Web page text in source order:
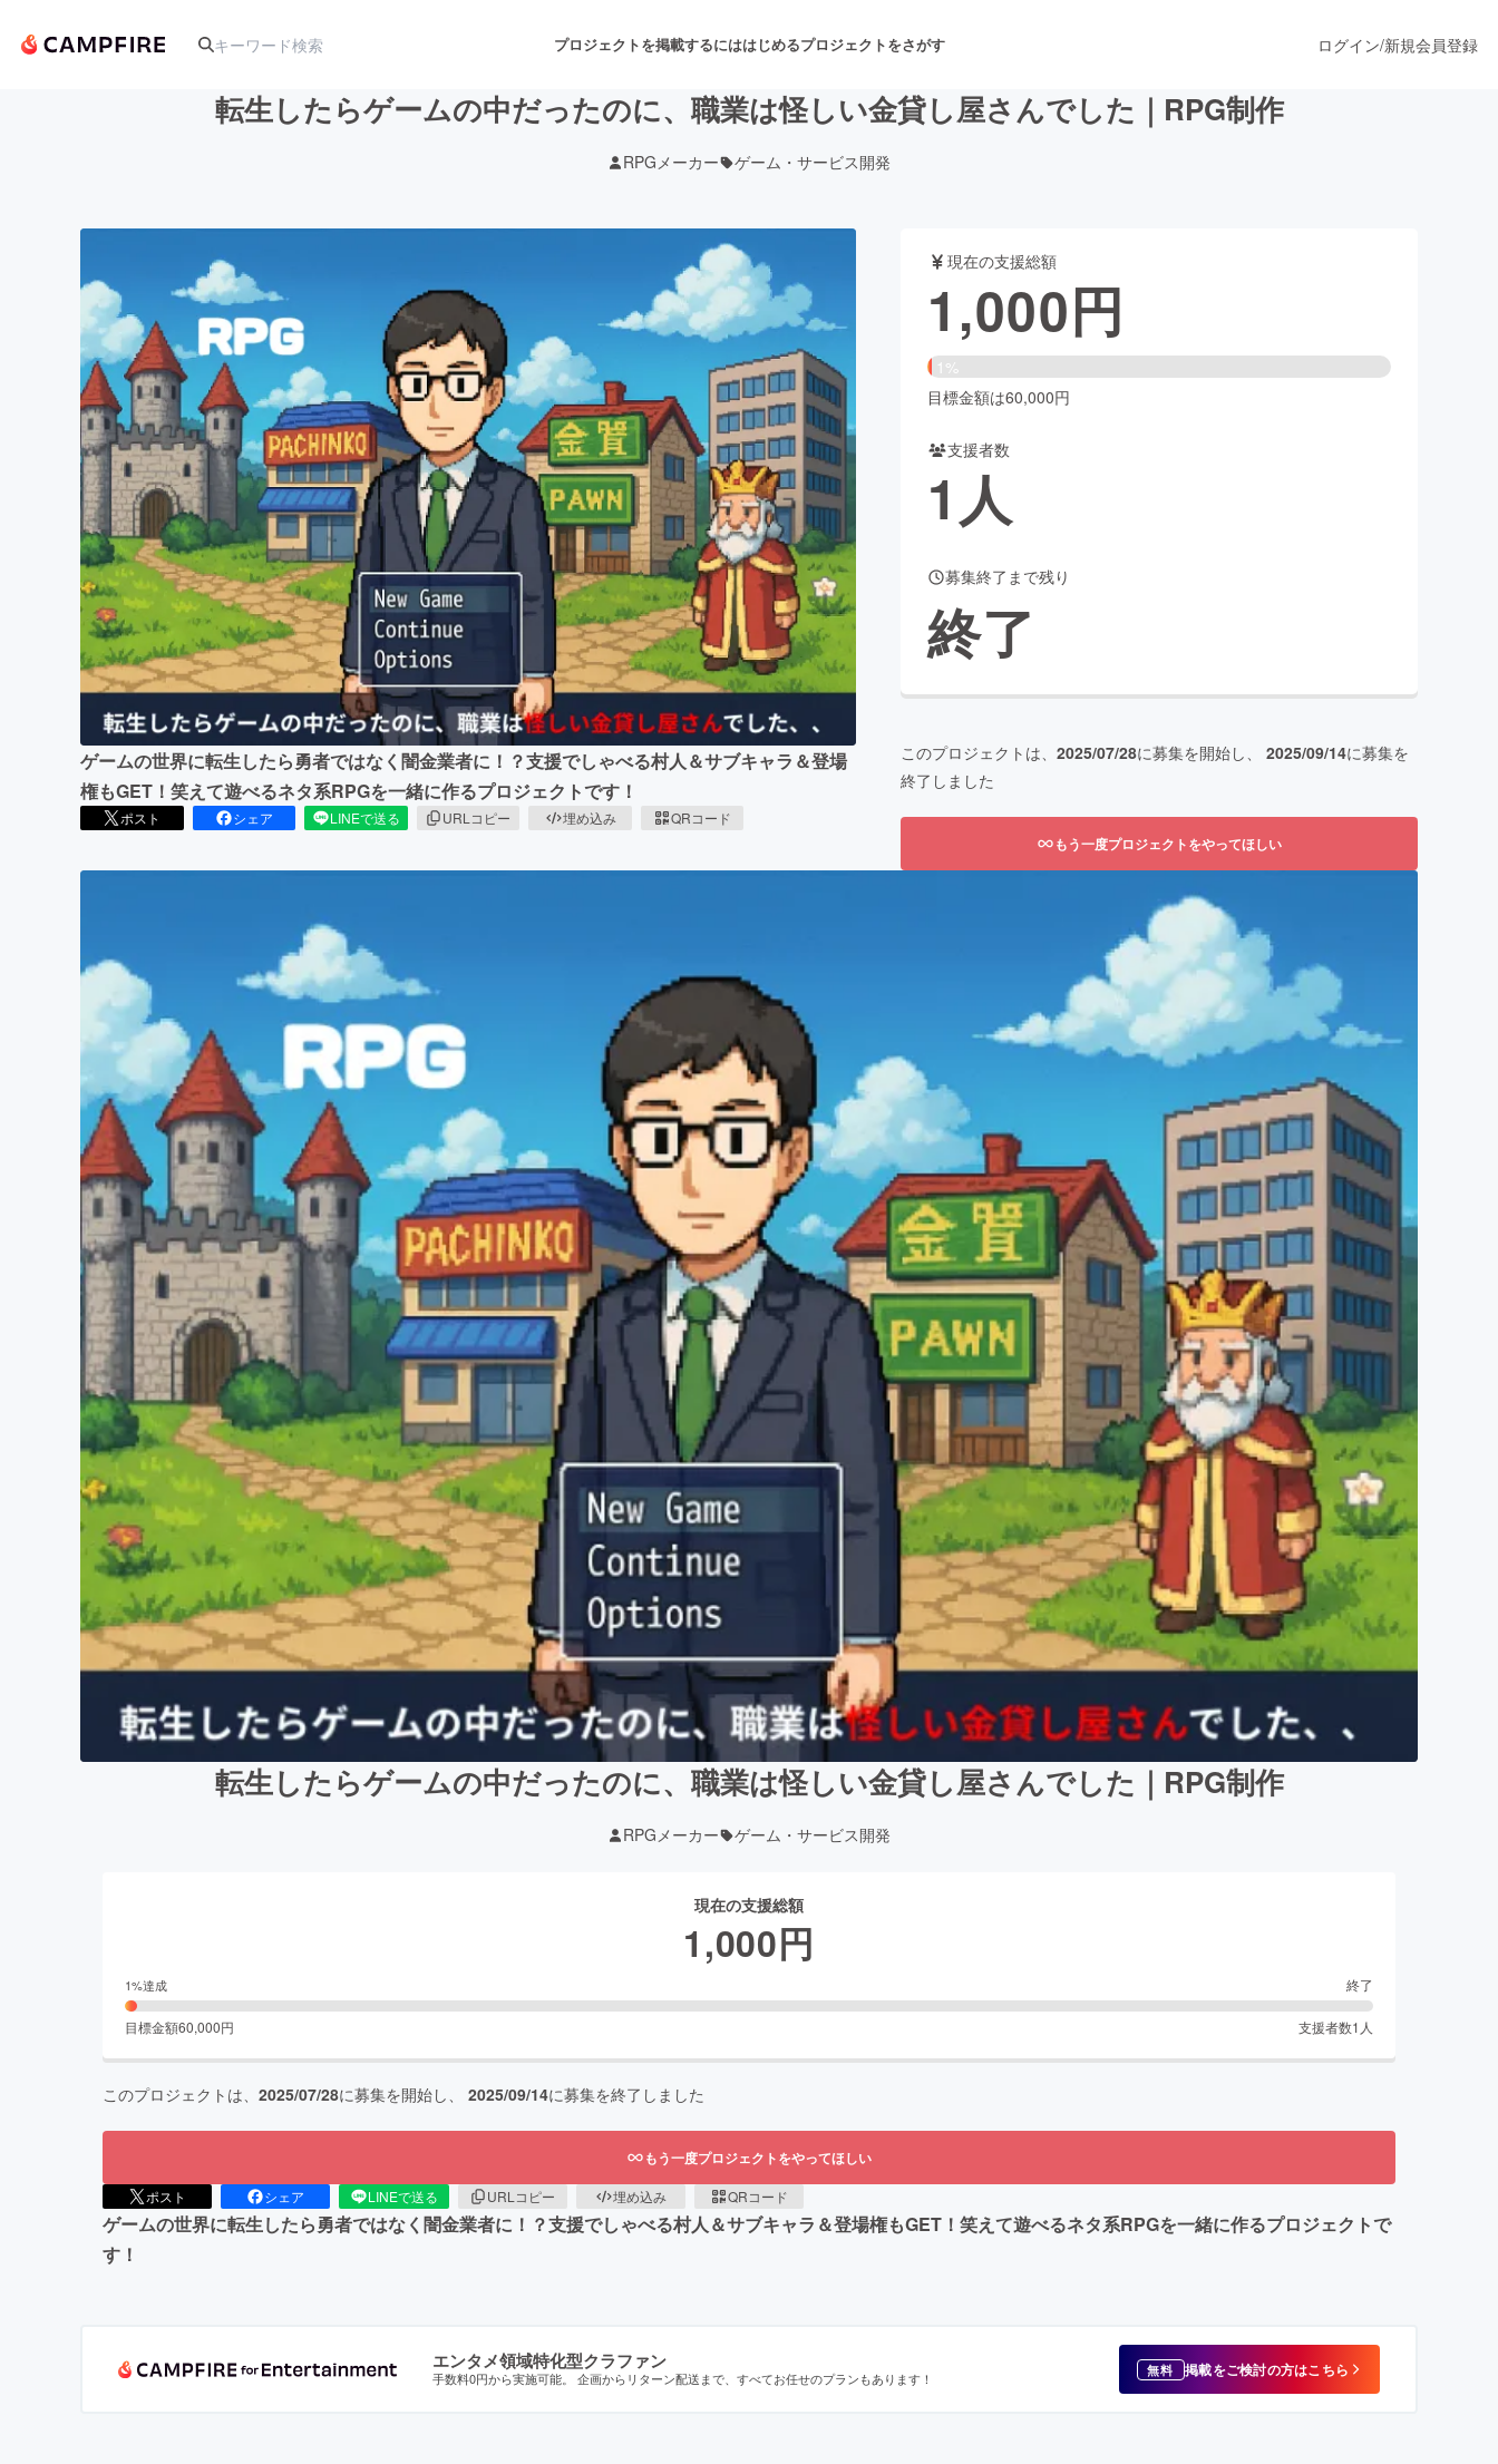
プロジェクトを掲載するにははじめるプロジェクトをさがす
アート・写真 舞台・パフォーマンス
テクノロジー・ガジェット ゲーム・サービス開発 フード・飲食店
映像・映画 書籍・雑誌出版 アニメ・漫画
ビジネス・起業 チャレンジ ビューティー・ヘルスケア
まちづくり・地域活性化
CAMPFIRE for Social GoodCAMPFIRE Creation
CAMPFIREふるさと納税
machi-yaコミュニティ
ログイン/新規会員登録
転生したらゲームの中だったのに、職業は怪しい金貸し屋さんでした｜RPG制作
RPGメーカー ゲーム・サービス開発
ゲームの世界に転生したら勇者ではなく闇金業者に！？支援でしゃべる村人＆サブキャラ＆登場
権もGET！笑えて遊べるネタ系RPGを一緒に作るプロジェクトです！
ポスト シェア LINEで送る URLコピー 埋め込み QRコード
現在の支援総額
1,000円
1%
目標金額は60,000円
支援者数
1人
募集終了まで残り
終了
このプロジェクトは、 2025/07/28に募集を開始し、 2025/09/14に募集を
終了しました
もう一度プロジェクトをやってほしい
転生したらゲームの中だったのに、職業は怪しい金貸し屋さんでした｜RPG制作
RPGメーカー ゲーム・サービス開発
現在の支援総額
1,000円
1%達成 終了
目標金額60,000円 支援者数1 人
このプロジェクトは、 2025/07/28に募集を開始し、 2025/09/14に募集を終了しました
もう一度プロジェクトをやってほしい
ポスト シェア LINEで送る URLコピー 埋め込み QRコード
ゲームの世界に転生したら勇者ではなく闇金業者に！？支援でしゃべる村人＆サブキャラ＆登場権もGET！笑えて遊べるネタ系RPGを一緒に作るプロジェクトで
す！
エンタメ領域特化型クラファン
手数料0円から実施可能。 企画からリターン配送まで、すべてお任せのプランもあります！ 無料 掲載をご検討の方はこちら